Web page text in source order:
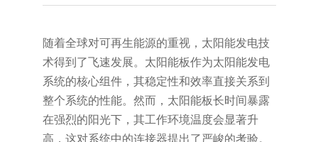
‌随着全球对可再生能源的重视，太阳能发电技
术得到了飞速发展。太阳能板作为太阳能发电
系统的核心组件，其稳定性和效率直接关系到
整个系统的性能。然而，太阳能板长时间暴露
在强烈的阳光下，其工作环境温度会显著升
高，这对系统中的连接器提出了严峻的考验。